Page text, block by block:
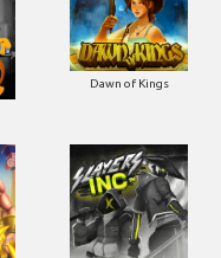
Dawn of Kings